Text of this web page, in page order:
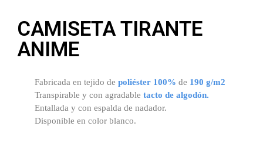
CAMISETA TIRANTE
ANIME
Fabricada en tejido depoliéster 100% de 190 g/m2
Transpirable y con agradabletacto de algodón.
Entallada y con espalda de nadador.
Disponible en color blanco.